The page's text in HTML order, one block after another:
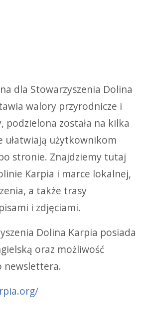
dla Stowarzyszenia Dolina
walory przyrodnicze i
podzielona została na kilka
ułatwiają użytkownikom
stronie. Znajdziemy tutaj
Karpia i marce lokalnej,
a także trasy
i zdjęciami.
Dolina Karpia posiada
oraz możliwość
newslettera.